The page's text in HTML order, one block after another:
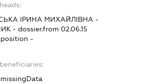
ІРИНА МИХАЙЛІВНА -
- dossier.from 02.06.15
-